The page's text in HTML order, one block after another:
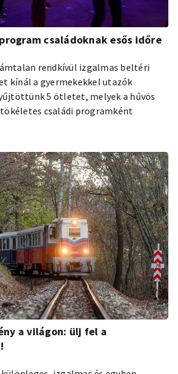
családoknak esős időre
rendkívül izgalmas beltéri
kínál a gyermekekkel utazók
5 ötletet, melyek a hűvös
tökéletes családi programként
a világon: ülj fel a